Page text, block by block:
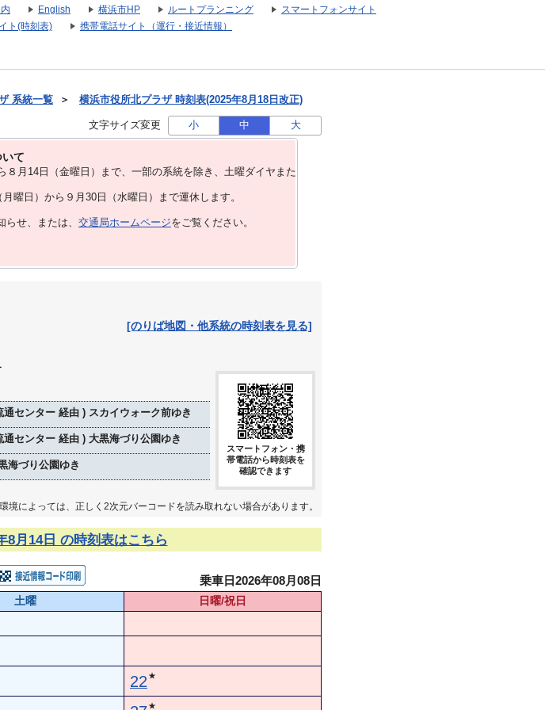
English 横浜市HP ルートプランニング
スマートフォンサイト
ト(時刻表) 携帯電話サイト（運行・接近情報）
系統一覧 ＞ 横浜市役所北プラザ 時刻表(2025年8月18日改正)
文字サイズ変更 小 中 大
て
⽉14⽇（金曜日）まで、⼀部の系統を除き、⼟曜ダイヤまた
日）から９月30日（水曜日）まで運休します。
せ、または、 交通局ホームページをご覧ください。
[のりば地図・他系統の時刻表を見る]
通センター 経由 ) スカイウォーク前ゆき
通センター 経由 ) 大黒海づり公園ゆき
海づり公園ゆき
スマートフォン・携
帯電話から時刻表を
確認できます
境によっては、正しく2次元バーコードを読み取れない場合があります。
8月14日 の時刻表はこちら
乗車日2026年08月08日
土曜
日曜/祝日
22 ★
★